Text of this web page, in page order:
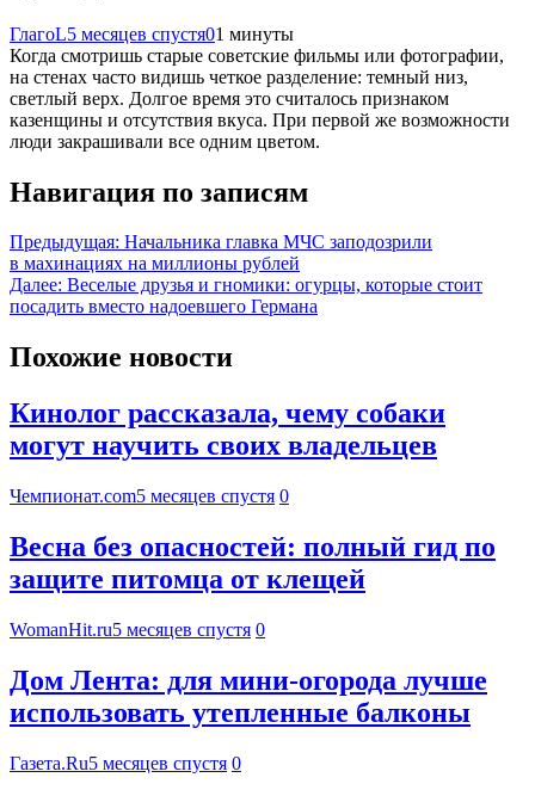
ГлагоL5 месяцев спустя01 минуты
Когда смотришь старые советские фильмы или фотографии,
на стенах часто видишь четкое разделение: темный низ,
светлый верх. Долгое время это считалось признаком
казенщины и отсутствия вкуса. При первой же возможности
люди закрашивали все одним цветом.
Навигация по записям
Предыдущая: Начальника главка МЧС заподозрили
в махинациях на миллионы рублей
Далее: Веселые друзья и гномики: огурцы, которые стоит
посадить вместо надоевшего Германа
Похожие новости
Кинолог рассказала, чему собаки
могут научить своих владельцев
Чемпионат.com5 месяцев спустя 0
Весна без опасностей: полный гид по
защите питомца от клещей
WomanHit.ru5 месяцев спустя 0
Дом Лента: для мини-огорода лучше
использовать утепленные балконы
Газета.Ru5 месяцев спустя 0